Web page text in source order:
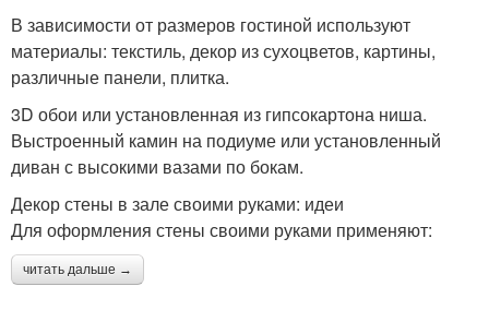
В зависимости от размеров гостиной используют
материалы: текстиль, декор из сухоцветов, картины,
различные панели, плитка.
3D обои или установленная из гипсокартона ниша.
Выстроенный камин на подиуме или установленный
диван с высокими вазами по бокам.
Декор стены в зале своими руками: идеи
Для оформления стены своими руками применяют:
читать дальше →